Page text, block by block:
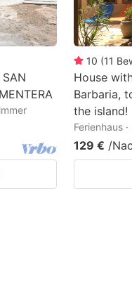
10 (11
House
Barbaria,
the island!
Ferienhaus
129 € /